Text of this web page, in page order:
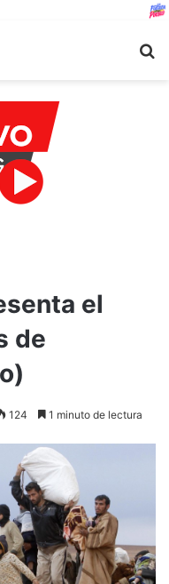
el
de
124 1 minuto de lectura